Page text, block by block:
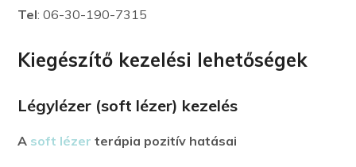
Tel: 06-30-190-7315
Kiegészítő kezelési lehetőségek
Légylézer (soft lézer) kezelés
A soft lézer terápia pozitív hatásai